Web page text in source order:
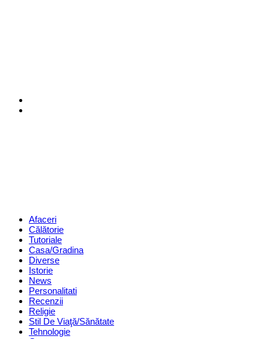
Menu Afaceri
Călătorie
Tutoriale
Casa/Gradina
Diverse
Istorie
News
Personalitati
Recenzii
Religie
Stil De Viaţă/Sănătate
Tehnologie